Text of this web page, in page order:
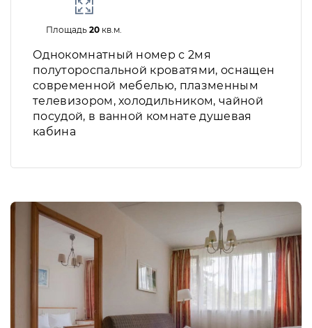
Площадь20 кв.м.
Однокомнатный номер с 2мя
полутороспальной кроватями, оснащен
современной мебелью, плазменным
телевизором, холодильником, чайной
посудой, в ванной комнате душевая
кабина